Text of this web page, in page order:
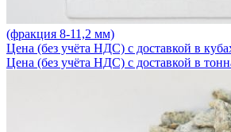
(фракция 8-11,2 мм)
Цена (без учёта НДС) с доставкой в
Цена (без учёта НДС) с доставкой в